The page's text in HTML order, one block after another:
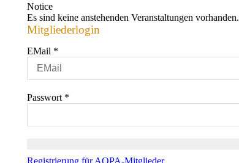
Notice
Es sind keine anstehenden Veranstaltungen vorhanden.
Mitgliederlogin
EMail *
Passwort *
Registrierung für AOPA-Mitglieder